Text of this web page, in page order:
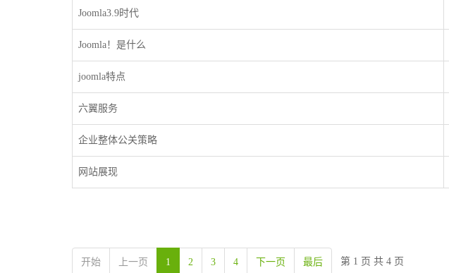
Joomla3.9时代
Joomla！是什么
joomla特点
六翼服务
企业整体公关策略
网站展现
第 1 页 共 4 页
开始 上一页 1 2 3 4 下一页 最后